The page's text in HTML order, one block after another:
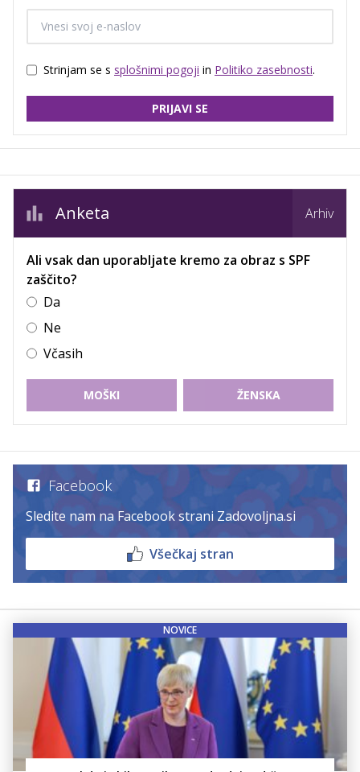
Strinjam se s splošnimi pogoji in Politiko zasebnosti.
PRIJAVI SE
Anketa Arhiv
Ali vsak dan uporabljate kremo za obraz s SPF
zaščito?
Da
Ne
Včasih
MOŠKI ŽENSKA
Facebook
Sledite nam na Facebook strani Zadovoljna.si
Všečkaj stran
NOVICE